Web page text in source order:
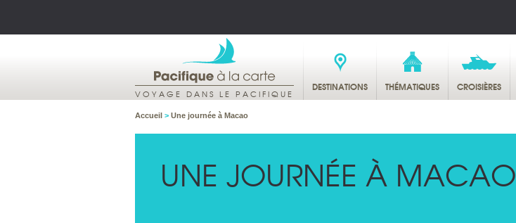
VOYAGE DANS LE PACIFIQUE
DESTINATIONS THÉMATIQUES CROISIÈRES
Accueil > Une journée à Macao
UNE JOURNÉE À MACAO